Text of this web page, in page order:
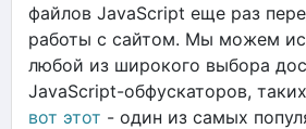
файлов JavaScript еще раз
работы с сайтом. Мы можем
любой из широкого выбора
JavaScript-обфускаторов,
вот этот - один из самых